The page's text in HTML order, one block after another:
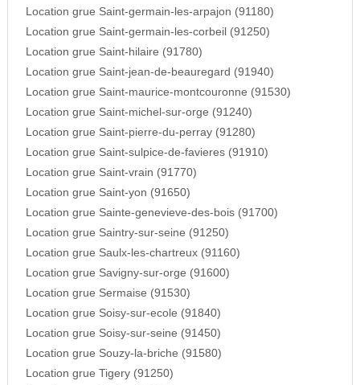
Location grue Saint-germain-les-arpajon (91180)
Location grue Saint-germain-les-corbeil (91250)
Location grue Saint-hilaire (91780)
Location grue Saint-jean-de-beauregard (91940)
Location grue Saint-maurice-montcouronne (91530)
Location grue Saint-michel-sur-orge (91240)
Location grue Saint-pierre-du-perray (91280)
Location grue Saint-sulpice-de-favieres (91910)
Location grue Saint-vrain (91770)
Location grue Saint-yon (91650)
Location grue Sainte-genevieve-des-bois (91700)
Location grue Saintry-sur-seine (91250)
Location grue Saulx-les-chartreux (91160)
Location grue Savigny-sur-orge (91600)
Location grue Sermaise (91530)
Location grue Soisy-sur-ecole (91840)
Location grue Soisy-sur-seine (91450)
Location grue Souzy-la-briche (91580)
Location grue Tigery (91250)